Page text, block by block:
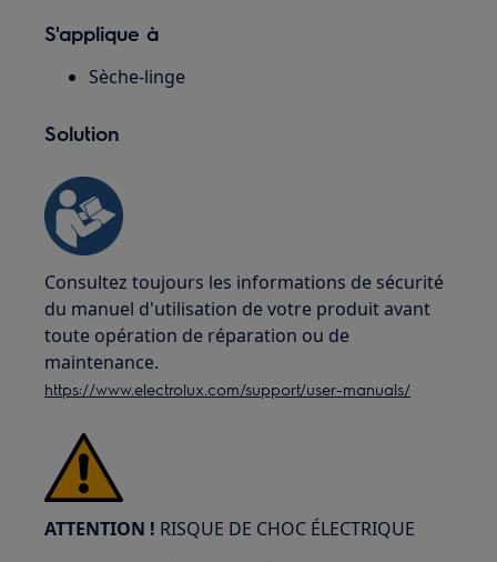
S'applique à
Sèche-linge
Solution
Consultez toujours les informations de sécurité
du manuel d'utilisation de votre produit avant
toute opération de réparation ou de
maintenance.
https://www.electrolux.com/support/user-manuals/
ATTENTION ! RISQUE DE CHOC ÉLECTRIQUE